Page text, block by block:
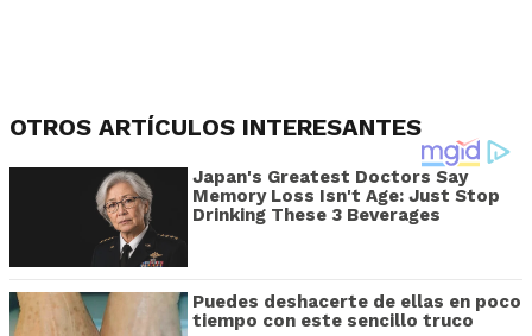
OTROS ARTÍCULOS INTERESANTES
Japan's Greatest Doctors Say
Memory Loss Isn't Age: Just Stop
Drinking These 3 Beverages
Puedes deshacerte de ellas en poco
tiempo con este sencillo truco